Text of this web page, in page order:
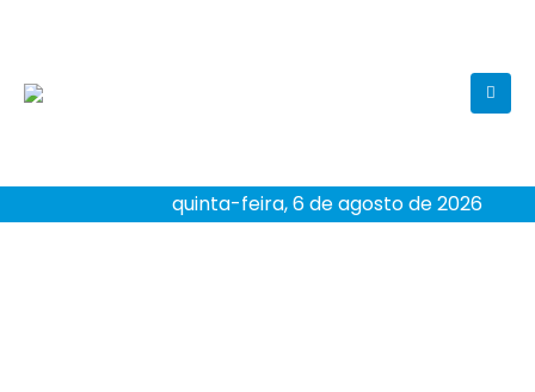
quinta-feira, 6 de agosto de 2026